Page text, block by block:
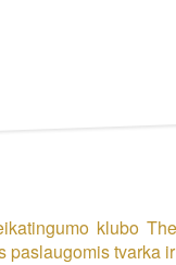
klubo
paslaugomis tvarka